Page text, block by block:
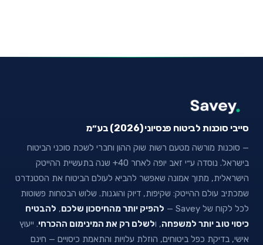
סייבי סוכנות לביטוח פנסיוני (2026) בע״מ
— סוכנות מורשה מטעם רשות שוק ההון וחברי לשכת סוכני הביטוח
בישראל. נוסדה ע״י זאב יופה לאחר 40+ שנה בתעשיית ההייטק
הישראלית, מתוך אמונה שאפשר להביא לעולם הביטוח את הסטנדרט
שמכתיב עולם ההייטק: שקיפות, דיוק והוגנות. שלוש הבטחות פשוטות
לכל לקוח של Savey —
להפיק יותר מהחיסכון שלכם, להבטיח
כיסוי טוב יותר למשפחה, ולשלם רק את המינימום ההכרחי. ייעוץ
אישי, בדיקת כפל ביטוחים, הוזלת עלויות והתאמת כיסויים — חינם